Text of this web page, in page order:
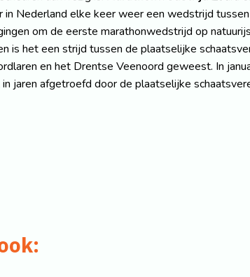
in Nederland elke keer weer een wedstrijd
om de eerste marathonwedstrijd op
is het een strijd tussen de plaatselijke
en het Drentse Veenoord geweest. In
jaren afgetroefd door de plaatselijke